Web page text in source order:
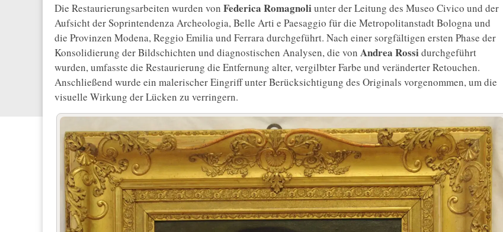
Die Restaurierungsarbeiten wurden von Federica Romagnoliunter der Leitung des Museo Civico und der
Aufsicht der Soprintendenza Archeologia, Belle Arti e Paesaggio für die Metropolitanstadt Bologna und
die Provinzen Modena, Reggio Emilia und Ferrara durchgeführt. Nach einer sorgfältigen ersten Phase der
Konsolidierung der Bildschichten und diagnostischen Analysen, die von Andrea Rossidurchgeführt
wurden, umfasste die Restaurierung die Entfernung alter, vergilbter Farbe und veränderter Retouchen.
Anschließend wurde ein malerischer Eingriff unter Berücksichtigung des Originals vorgenommen, um die
visuelle Wirkung der Lücken zu verringern.